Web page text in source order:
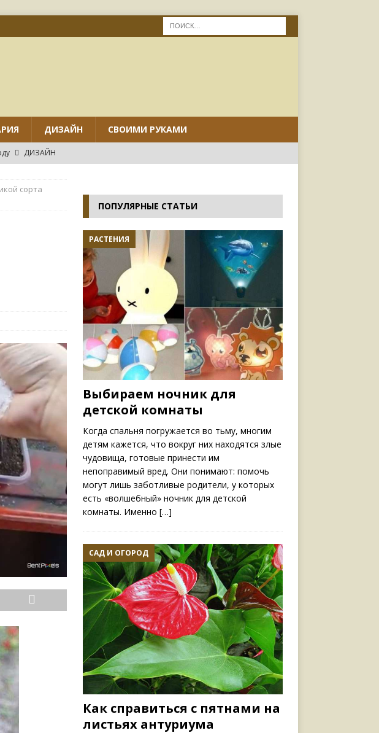
ДИЗАЙН СВОИМИ РУКАМИ
ДИЗАЙН
сорта
ПОПУЛЯРНЫЕ СТАТЬИ
РАСТЕНИЯ
Выбираем ночник для
детской комнаты
Когда спальня погружается во тьму, многим
детям кажется, что вокруг них находятся злые
чудовища, готовые принести им
непоправимый вред. Они понимают: помочь
могут лишь заботливые родители, у которых
есть «волшебный» ночник для детской
комнаты. Именно […]
САД И ОГОРОД
Как справиться с пятнами на
листьях антуриума